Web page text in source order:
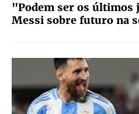
"Podem ser os últimos
Messi sobre futuro na